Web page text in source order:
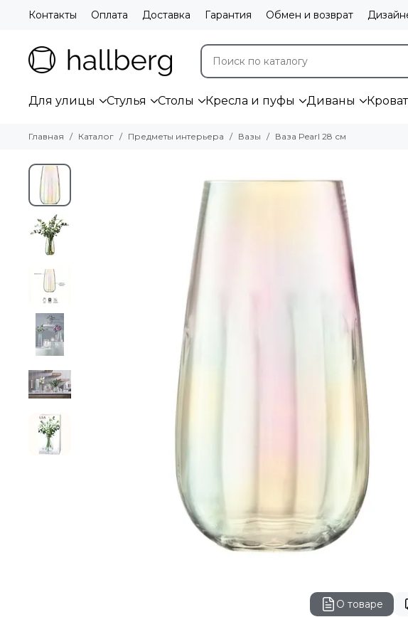
Контакты Оплата Доставка Гарантия Обмен и возврат
Для улицы Стулья Столы Кресла и пуфы Диваны
Главная Каталог Предметы интерьера Вазы Ваза Pearl 28 см
О товаре